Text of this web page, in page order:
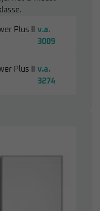
Plus II
v.a.
3009
Plus II
v.a.
3274